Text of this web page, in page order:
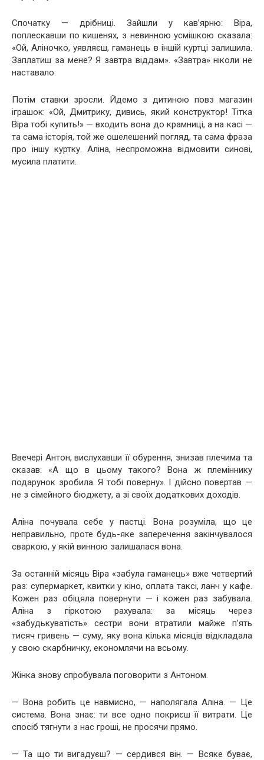
Спочатку — дрібниці. Зайшли у кав’ярню: Віра,
поплескавши по кишенях, з невинною усмішкою сказала:
«Ой, Аліночко, уявляєш, гаманець в іншій куртці залишила.
Заплатиш за мене? Я завтра віддам». «Завтра» ніколи не
наставало.
Потім ставки зросли. Йдемо з дитиною повз магазин
іграшок: «Ой, Дмитрику, дивись, який конструктор! Тітка
Віра тобі купить!» — входить вона до крамниці, а на касі —
та сама історія, той же ошелешений погляд, та сама фраза
про іншу куртку. Аліна, неспроможна відмовити синові,
мусила платити.
Ввечері Антон, вислухавши її обурення, знизав плечима та
сказав: «А що в цьому такого? Вона ж племіннику
подарунок зробила. Я тобі поверну». І дійсно повертав —
не з сімейного бюджету, а зі своїх додаткових доходів.
Аліна почувала себе у пастці. Вона розуміла, що це
неправильно, проте будь-яке заперечення закінчувалося
сваркою, у якій винною залишалася вона.
За останній місяць Віра «забула гаманець» вже четвертий
раз: супермаркет, квитки у кіно, оплата таксі, ланч у кафе.
Кожен раз обіцяла повернути — і кожен раз забувала.
Аліна з гіркотою рахувала: за місяць через
«забудькуватість» сестри вони втратили майже п’ять
тисяч гривень — суму, яку вона кілька місяців відкладала
у свою скарбничку, економлячи на всьому.
Жінка знову спробувала поговорити з Антоном.
— Вона робить це навмисно, — наполягала Аліна. — Це
система. Вона знає: ти все одно покриєш її витрати. Це
спосіб тягнути з нас гроші, не просячи прямо.
— Та що ти вигадуєш? — сердився він. — Всяке буває,